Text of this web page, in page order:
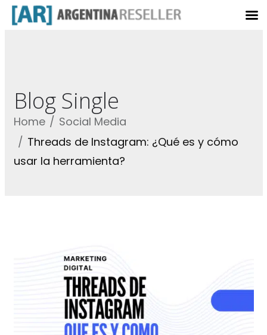
Blog Single
Home
Social Media
Threads de Instagram: ¿Qué es y cómo
usar la herramienta?